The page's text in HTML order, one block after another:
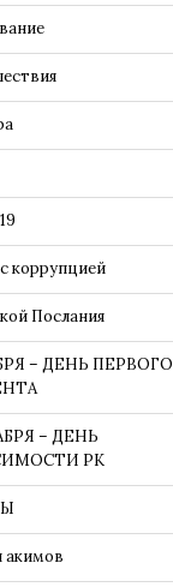
коррупцией
Послания
– ДЕНЬ ПЕРВОГО
– ДЕНЬ
РК